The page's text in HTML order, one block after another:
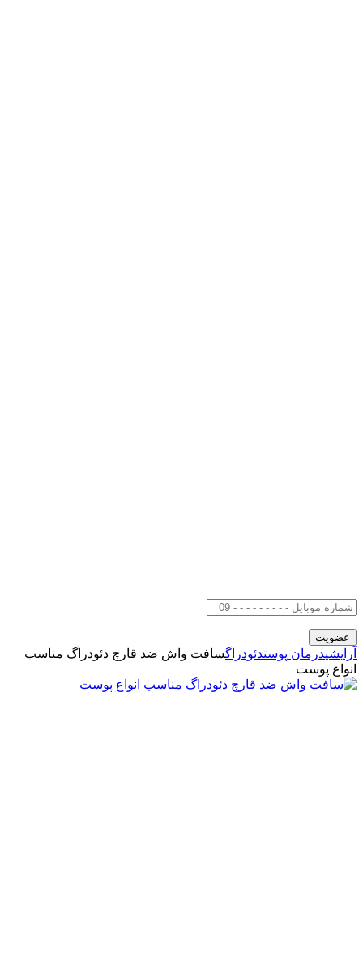
آرایشیدرمان پوستدئودراگسافت واش ضد قارچ دئودراگ مناسب
انواع پوست